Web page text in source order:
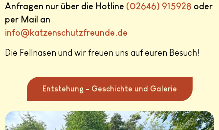
Anfragen nur über die Hotline (02646) 915928 oder
per Mail an
info@katzenschutzfreunde.de
Die Fellnasen und wir freuen uns auf euren Besuch!
Entstehung - Geschichte und Galerie